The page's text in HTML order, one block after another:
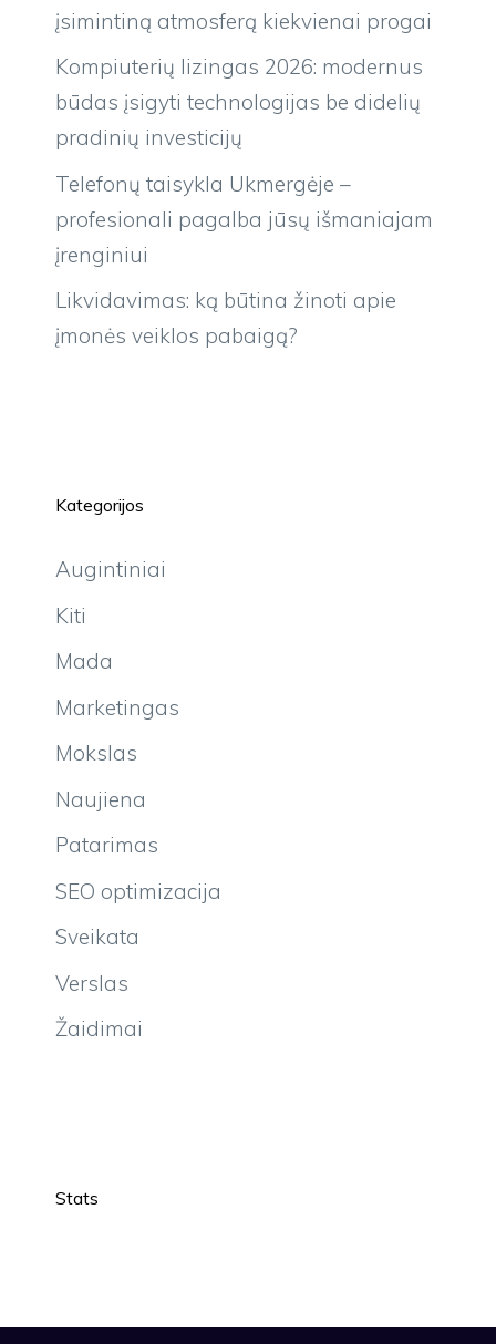
įsimintiną atmosferą kiekvienai progai
Kompiuterių lizingas 2026: modernus
būdas įsigyti technologijas be didelių
pradinių investicijų
Telefonų taisykla Ukmergėje –
profesionali pagalba jūsų išmaniajam
įrenginiui
Likvidavimas: ką būtina žinoti apie
įmonės veiklos pabaigą?
Kategorijos
Augintiniai
Kiti
Mada
Marketingas
Mokslas
Naujiena
Patarimas
SEO optimizacija
Sveikata
Verslas
Žaidimai
Stats